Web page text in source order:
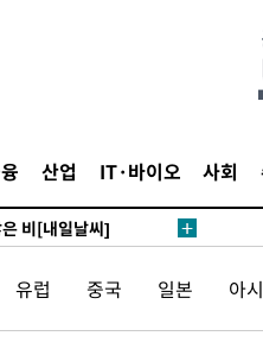
산업 IT·바이오 사회
달리지 말고 과감히
바운드·남쪽 아웃바운
면 특별재난지역 선포
급 임용…희망지 못 갈
비[내일날씨]
란VC 입단
구 '5승 2무'
유럽 중국 일본 아